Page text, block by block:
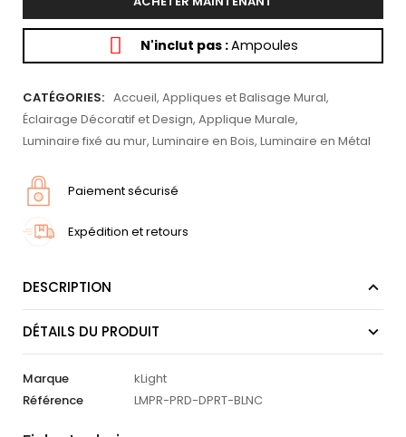
N'inclut pas :Ampoules
CATÉGORIES: Accueil, Appliques et Balisage Mural,
Éclairage Décoratif et Design, Applique Murale,
Luminaire fixé au mur, Luminaire en Bois, Luminaire en Métal
Paiement sécurisé
Expédition et retours
DESCRIPTION
DÉTAILS DU PRODUIT
Marque
kLight
Référence
LMPR-PRD-DPRT-BLNC